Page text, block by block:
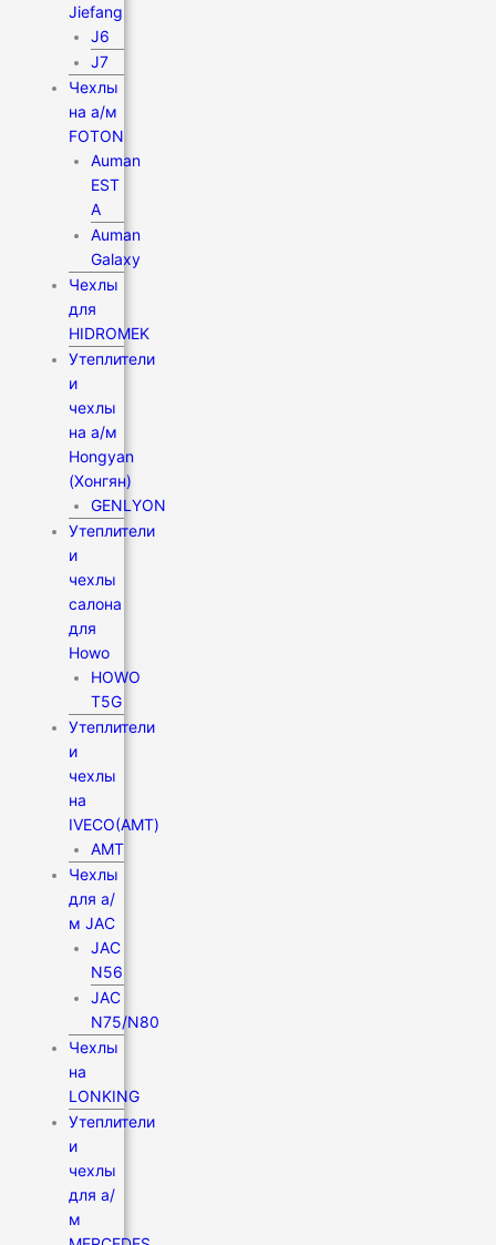
Jiefang
J6
J7
Чехлы
на а/м
FOTON
Auman
EST
A
Auman
Galaxy
Чехлы
для
HIDROMEK
Утеплители
и
чехлы
на а/м
Hongyan
(Хонгян)
GENLYON
Утеплители
и
чехлы
салона
для
Howo
HOWO
T5G
Утеплители
и
чехлы
на
IVECO(АМТ)
АМТ
Чехлы
для а/
м JAC
JAC
N56
JAC
N75/N80
Чехлы
на
LONKING
Утеплители
и
чехлы
для а/
м